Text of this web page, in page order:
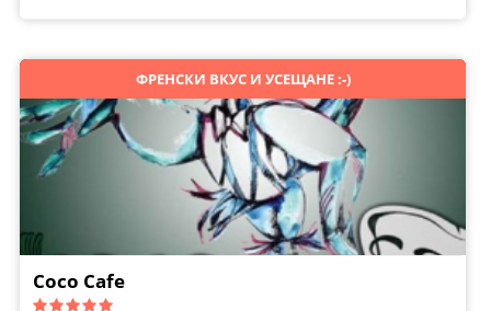
ФРЕНСКИ ВКУС И УСЕЩАНЕ :-)
Coco Cafe